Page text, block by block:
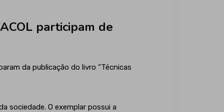
participam de
da publicação do livro “Técnicas
sociedade. O exemplar possui a